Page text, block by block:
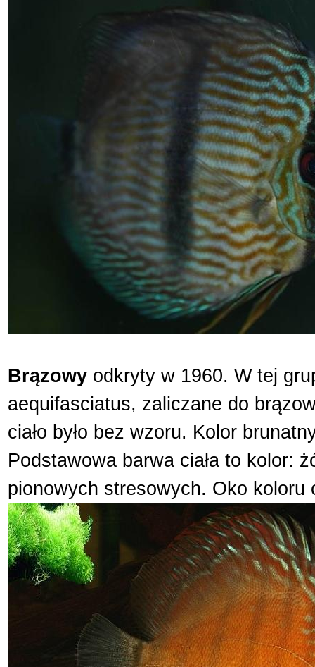
Brązowy odkryty w 1960. W tej
aequifasciatus, zaliczane do
ciało było bez wzoru. Kolor
Podstawowa barwa ciała to kolor:
pionowych stresowych. Oko koloru